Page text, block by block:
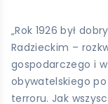
„Rok 1926 był
Radzieckim –
gospodarczego i
obywatelskiego
terroru. Jak